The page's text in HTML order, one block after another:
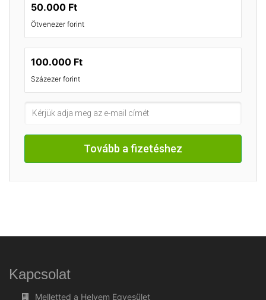
50.000 Ft
Ötvenezer forint
100.000 Ft
Százezer forint
Tovább a fizetéshez
Kapcsolat
Melletted a Helyem Egyesület